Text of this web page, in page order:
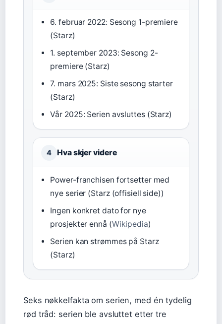
6. februar 2022: Sesong 1-premiere
(Starz)
1. september 2023: Sesong 2-
premiere (Starz)
7. mars 2025: Siste sesong starter
(Starz)
Vår 2025: Serien avsluttes (Starz)
4 Hva skjer videre
Power-franchisen fortsetter med
nye serier (Starz (offisiell side))
Ingen konkret dato for nye
prosjekter ennå (Wikipedia)
Serien kan strømmes på Starz
(Starz)
Seks nøkkelfakta om serien, med én tydelig
rød tråd: serien ble avsluttet etter tre